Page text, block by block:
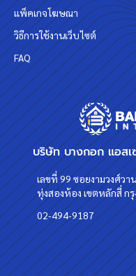
บริษัท บางกอก แอส
เลขที่ 99 ซอยงามวงศ์ว
ทุ่งสองห้อง เขตหลักสี่ ก
02-494-9187
แพ็คเกจโฆษณา
วิธีการใช้งานเว็บไซต์
FAQ